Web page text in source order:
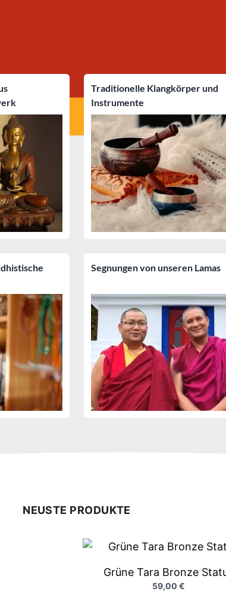
Traditionelle Klangkörper und
Instrumente
Segnungen von unseren Lamas
NEUSTE PRODUKTE
Grüne Tara Bronze
59,00 €